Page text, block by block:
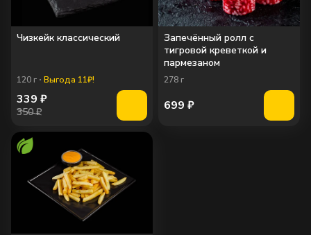
Чизкейк классический
120 г Выгода 11₽!
339 ₽
350 ₽
Запечённый ролл с
тигровой креветкой и
пармезаном
278 г
699 ₽